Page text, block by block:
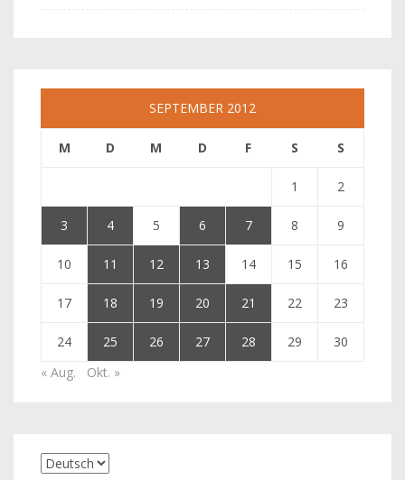
SEPTEMBER 2012
M D M D F S S
1 2
3 4 5 6 7 8 9
10 11 12 13 14 15 16
17 18 19 20 21 22 23
24 25 26 27 28 29
30
« Aug.
Okt. »